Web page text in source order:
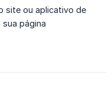
site ou aplicativo de
página